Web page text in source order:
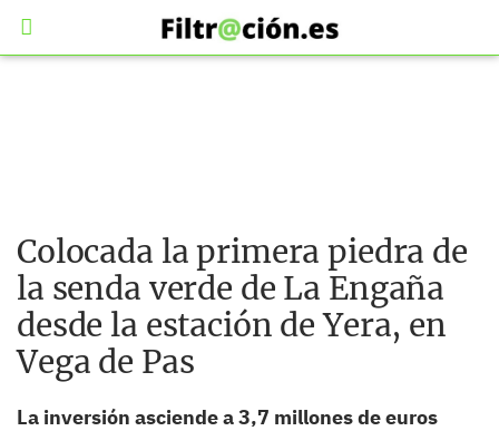
Colocada la primera piedra de
la senda verde de La Engaña
desde la estación de Yera, en
Vega de Pas
La inversión asciende a 3,7 millones de euros